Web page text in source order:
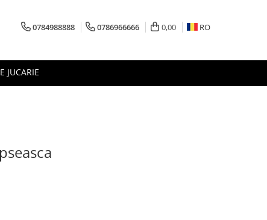
0784988888 0786966666 0,00 RO
JUCARIE